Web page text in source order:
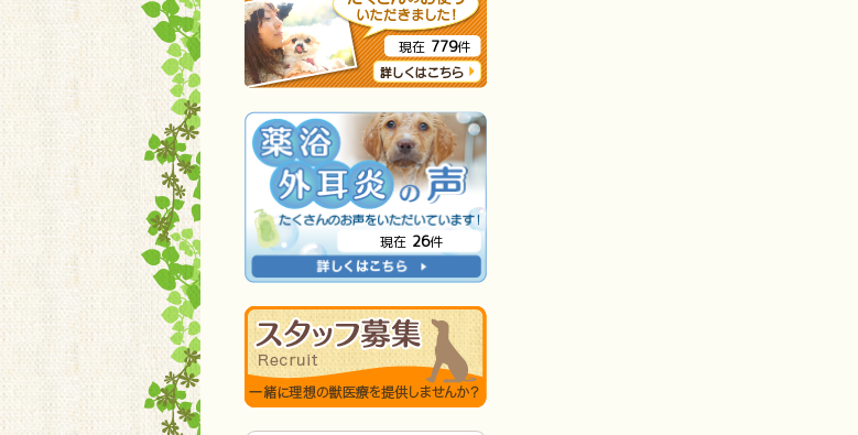
現在 779件
現在 26件